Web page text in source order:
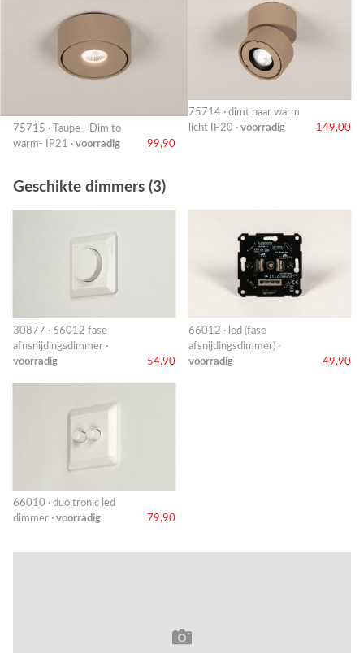
75715 · Taupe - Dim to
warm- IP21 · voorradig 99,90
75714 · dimt naar warm
licht IP20 · voorradig 149,00
Geschikte dimmers (3)
30877 · 66012 fase
afnsnijdingsdimmer ·
voorradig
54,90
66012 · led (fase
afsnijdingsdimmer) ·
voorradig
49,90
66010 · duo tronic led
dimmer · voorradig 79,90